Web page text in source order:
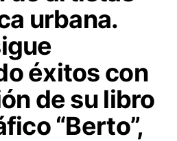
urbana.
éxitos con
de su libro
“Berto”,